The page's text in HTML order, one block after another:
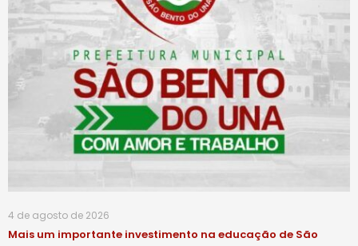
4 de agosto de 2026
Mais um importante investimento na educação de São